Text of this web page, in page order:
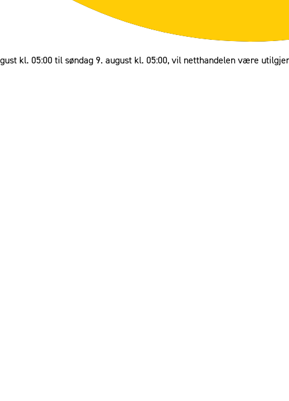
kl. 05:00 til søndag 9. august kl. 05:00, vil netthandelen være